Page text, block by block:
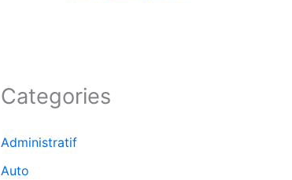
Categories
Administratif
Auto